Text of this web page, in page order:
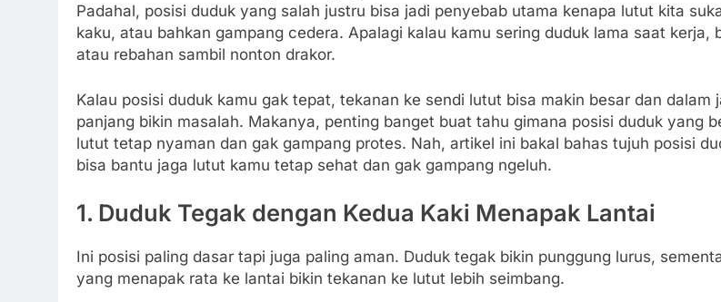
Padahal, posisi duduk yang salah justru bisa jadi penyebab utama kenapa lutut kita
kaku, atau bahkan gampang cedera. Apalagi kalau kamu sering duduk lama saat kerja,
atau rebahan sambil nonton drakor.
Kalau posisi duduk kamu gak tepat, tekanan ke sendi lutut bisa makin besar dan dalam
panjang bikin masalah. Makanya, penting banget buat tahu gimana posisi duduk yang
lutut tetap nyaman dan gak gampang protes. Nah, artikel ini bakal bahas tujuh posisi
bisa bantu jaga lutut kamu tetap sehat dan gak gampang ngeluh.
1. Duduk Tegak dengan Kedua Kaki Menapak Lantai
Ini posisi paling dasar tapi juga paling aman. Duduk tegak bikin punggung lurus,
yang menapak rata ke lantai bikin tekanan ke lutut lebih seimbang.